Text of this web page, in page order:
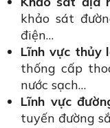
khảo sát
điện…
Lĩnh vực thủy
thống cấp
nước sạch…
Lĩnh vực
tuyến đường